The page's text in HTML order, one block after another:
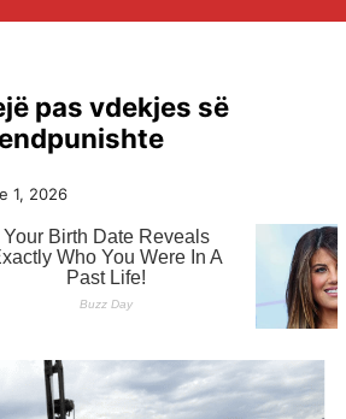
pas vdekjes së
1, 2026